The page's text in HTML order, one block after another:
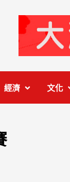
經濟 文化